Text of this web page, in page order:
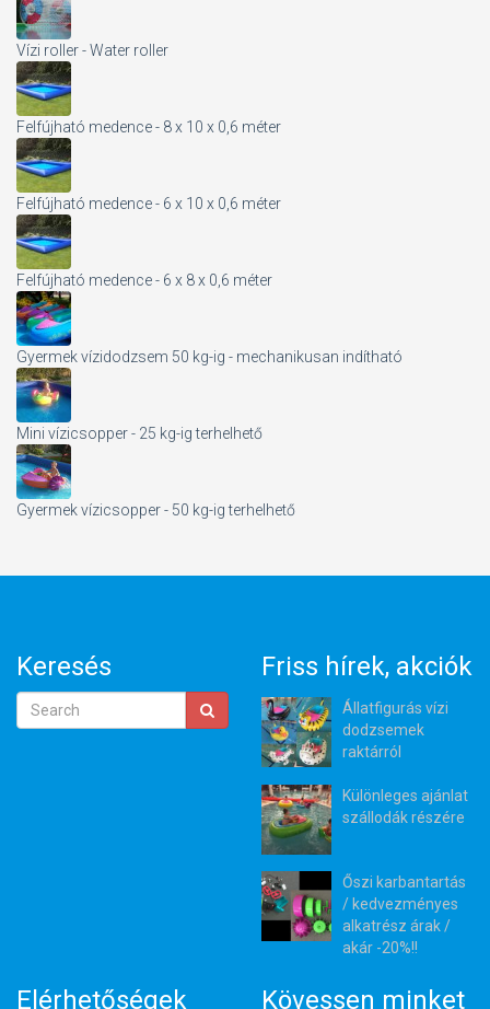
Vízi roller - Water roller
Felfújható medence - 8 x 10 x 0,6 méter
Felfújható medence - 6 x 10 x 0,6 méter
Felfújható medence - 6 x 8 x 0,6 méter
Gyermek vízidodzsem 50 kg-ig - mechanikusan indítható
Mini vízicsopper - 25 kg-ig terhelhető
Gyermek vízicsopper - 50 kg-ig terhelhető
Keresés Friss hírek, akciók
Állatfigurás vízi
dodzsemek
raktárról
Különleges ajánlat
szállodák részére
Őszi karbantartás
/ kedvezményes
alkatrész árak /
akár -20%!!
Elérhetőségek Kövessen minket